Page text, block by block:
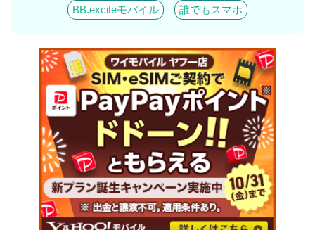
BB.exciteモバイル 誰でもスマホ